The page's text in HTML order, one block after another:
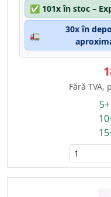
✅ 101x în stoc –
🚛
30x în
Fără